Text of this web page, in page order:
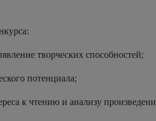
творческих способностей;
потенциала;
к чтению и анализу